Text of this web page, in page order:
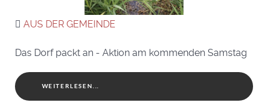
AUS DER GEMEINDE
Das Dorf packt an - Aktion am kommenden Samstag
WEITERLESEN...